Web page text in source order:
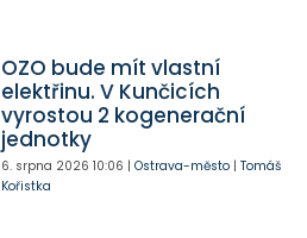
OZO bude mít vlastní
elektřinu. V Kunčicích
vyrostou 2 kogenerační
jednotky
6. srpna 2026 10:06 | Ostrava-město| Tomáš
Kořistka